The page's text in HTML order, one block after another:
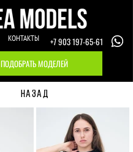
КОНТАКТЫ
+7 903 197-65-61
ПОДОБРАТЬ МОДЕЛЕЙ
НАЗАД